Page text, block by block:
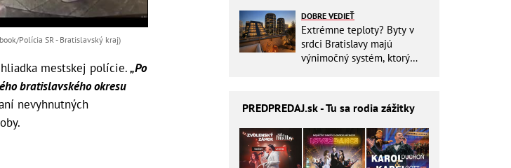
Polícia SR - Bratislavský kraj )
mestskej polície.„Po
bratislavského okresu
nevyhnutných
DOBRE VEDIEŤ
Extrémne teploty? Byty v
srdci Bratislavy majú
výnimočný systém, ktorý
PREDPREDAJ.sk - Tu sa rodia zážitky